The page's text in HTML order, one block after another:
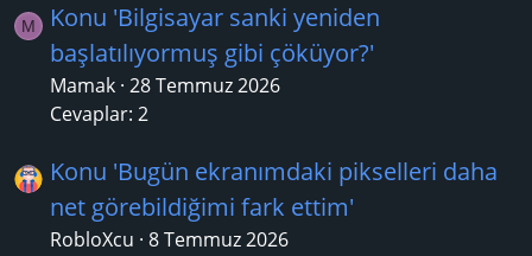
M
Konu 'Bilgisayar sanki yeniden
başlatılıyormuş gibi çöküyor?'
Mamak 28 Temmuz 2026
Cevaplar: 2
Konu 'Bugün ekranımdaki pikselleri daha
net görebildiğimi fark ettim'
RobloXcu 8 Temmuz 2026